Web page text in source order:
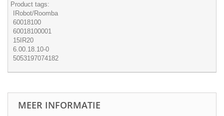
Product tags:
IRobot/Roomba
60018100
60018100001
15IR20
6.00.18.10-0
5053197074182
MEER INFORMATIE